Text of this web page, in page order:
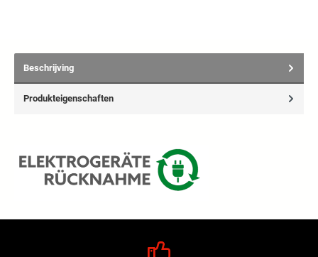
Beschrijving
Produkteigenschaften